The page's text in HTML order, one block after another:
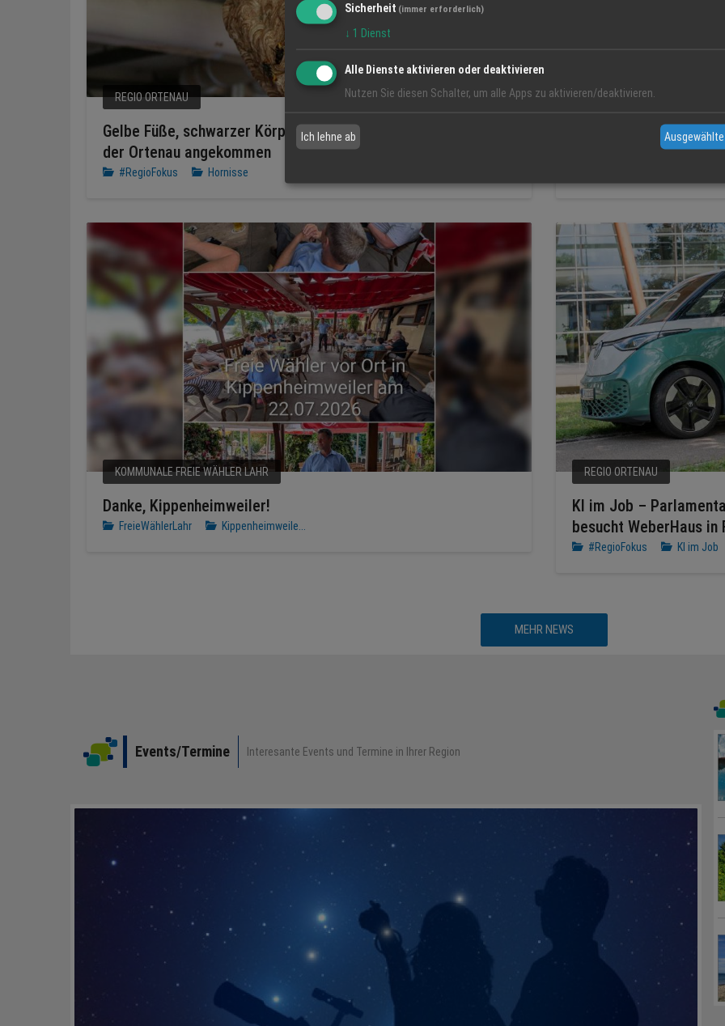
REGIO ORTENAU
Gelbe Füße, schwarzer Körper – Die Asiatische Hornisse ist in
der Ortenau angekommen
#RegioFokus Hornisse
KOMMUNALE FREIE WÄHLER
Bürgerdialog in
die neue Kreisstrasse
KOMMUNALE FREIE WÄHLER LAHR
Danke, Kippenheimweiler!
FreieWählerLahr Kippenheimweile...
REGIO ORTENAU
KI im Job –
besucht WeberHaus in
#RegioFokus KI im Job
MEHR NEWS
Events/Termine Interesante Events und Termine in Ihrer Region
Sicherheit (immer erforderlich)
↓ 1 Dienst
Alle Dienste aktivieren oder deaktivieren
Nutzen Sie diesen Schalter, um alle Apps zu aktivieren/deaktivieren.
Ich lehne ab